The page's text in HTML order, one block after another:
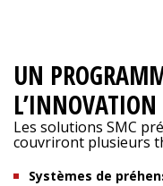
UN
Les solutions SMC
couvriront plusieurs
Systèmes de